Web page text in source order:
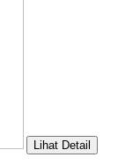
Lihat Detail